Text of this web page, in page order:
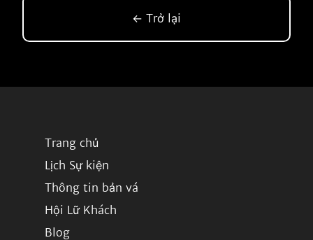
← Trở lại
Trang chủ
Lịch Sự kiện
Thông tin bản vá
Hội Lữ Khách
Blog